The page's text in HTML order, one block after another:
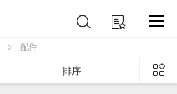
我的购物车
索
配件
排序